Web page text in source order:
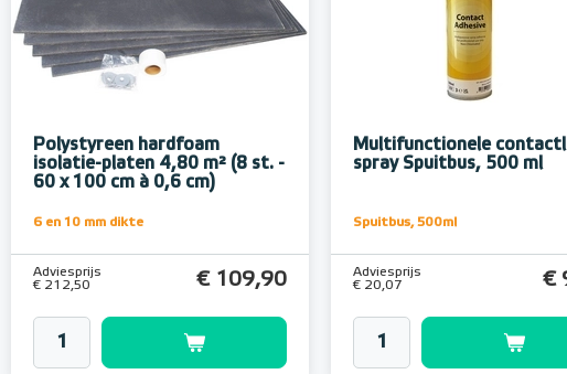
Polystyreen hardfoam
isolatie-platen 4,80 m² (8 st. -
60 x 100 cm à 0,6 cm)
6 en 10 mm dikte
Adviesprijs
€ 212,50
€ 109,90
Multifunctionele
spray Spuitbus, 500 ml
Spuitbus, 500ml
Adviesprijs
€ 20,07
€